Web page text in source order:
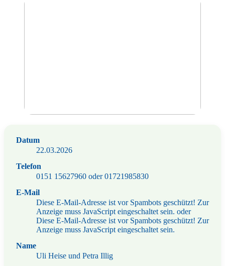
Datum
22.03.2026
Telefon
0151 15627960 oder 01721985830
E-Mail
Diese E-Mail-Adresse ist vor Spambots geschützt! Zur
Anzeige muss JavaScript eingeschaltet sein. oder
Diese E-Mail-Adresse ist vor Spambots geschützt! Zur
Anzeige muss JavaScript eingeschaltet sein.
Name
Uli Heise und Petra Illig